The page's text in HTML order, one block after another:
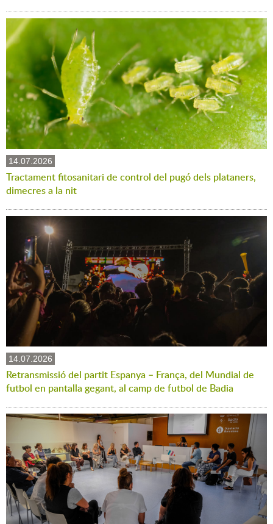
14.07.2026
Tractament fitosanitari de control del pugó dels plataners,
dimecres a la nit
14.07.2026
Retransmissió del partit Espanya – França, del Mundial de
futbol en pantalla gegant, al camp de futbol de Badia